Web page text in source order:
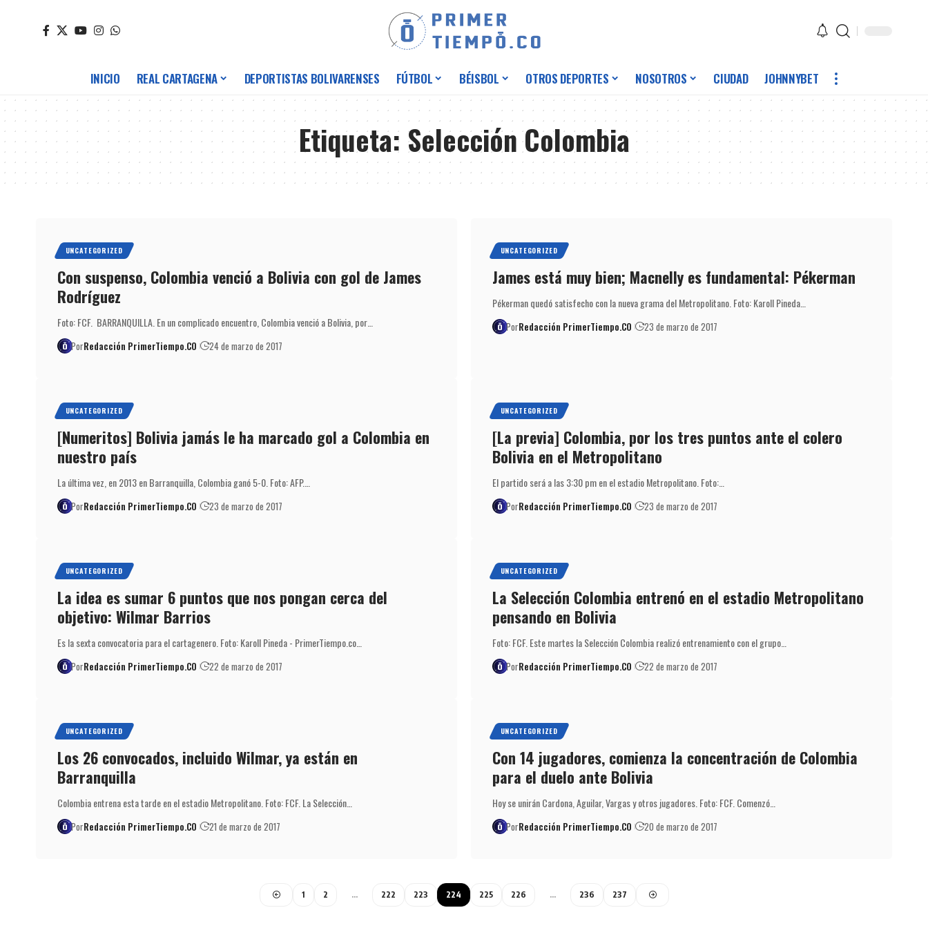
INICIO REAL CARTAGENA DEPORTISTAS BOLIVARENSES FÚTBOL BÉISBOL OTROS DEPORTES NOSOTROS CIUDAD JOHNNYBET
Etiqueta: Selección Colombia
UNCATEGORIZED
Con suspenso, Colombia venció a Bolivia con gol de James
Rodríguez
Foto: FCF. BARRANQUILLA. En un complicado encuentro, Colombia venció a Bolivia, por…
PorRedacción PrimerTiempo.CO 24 de marzo de 2017
UNCATEGORIZED
James está muy bien; Macnelly es fundamental: Pékerman
Pékerman quedó satisfecho con la nueva grama del Metropolitano. Foto: Karoll Pineda…
PorRedacción PrimerTiempo.CO 23 de marzo de 2017
UNCATEGORIZED
[Numeritos] Bolivia jamás le ha marcado gol a Colombia en
nuestro país
La última vez, en 2013 en Barranquilla, Colombia ganó 5-0. Foto: AFP.…
PorRedacción PrimerTiempo.CO 23 de marzo de 2017
UNCATEGORIZED
[La previa] Colombia, por los tres puntos ante el colero
Bolivia en el Metropolitano
El partido será a las 3:30 pm en el estadio Metropolitano. Foto:…
PorRedacción PrimerTiempo.CO 23 de marzo de 2017
UNCATEGORIZED
La idea es sumar 6 puntos que nos pongan cerca del
objetivo: Wilmar Barrios
Es la sexta convocatoria para el cartagenero. Foto: Karoll Pineda - PrimerTiempo.co…
PorRedacción PrimerTiempo.CO 22 de marzo de 2017
UNCATEGORIZED
La Selección Colombia entrenó en el estadio Metropolitano
pensando en Bolivia
Foto: FCF. Este martes la Selección Colombia realizó entrenamiento con el grupo…
PorRedacción PrimerTiempo.CO 22 de marzo de 2017
UNCATEGORIZED
Los 26 convocados, incluido Wilmar, ya están en
Barranquilla
Colombia entrena esta tarde en el estadio Metropolitano. Foto: FCF. La Selección…
PorRedacción PrimerTiempo.CO 21 de marzo de 2017
UNCATEGORIZED
Con 14 jugadores, comienza la concentración de Colombia
para el duelo ante Bolivia
Hoy se unirán Cardona, Aguilar, Vargas y otros jugadores. Foto: FCF. Comenzó…
PorRedacción PrimerTiempo.CO 20 de marzo de 2017
1 2 … 222 223 224 225 226 … 236 237